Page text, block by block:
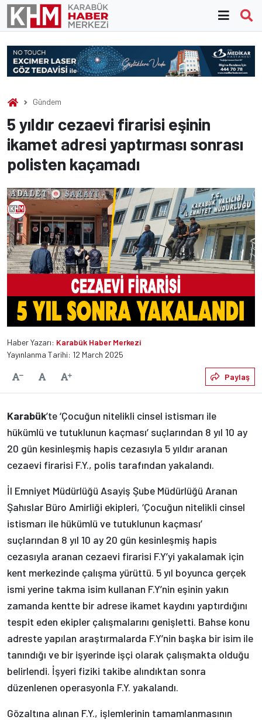
Skip
content
Gündem
5 yıldır cezaevi firarisi eşinin
ikamet adresi yaptırması sonrası
polisten kaçamadı
Haber Yazarı: Karabük Haber Merkezi
Yayınlanma Tarihi: 12 March 2025
Yazıyı KüçültVarsayılanYazıyı Büyüt Paylaş
Karabük’te ‘Çocuğun nitelikli cinsel istismarı ile
hükümlü ve tutuklunun kaçması’ suçlarından 8 yıl 10 ay
20 gün kesinleşmiş hapis cezasıyla 5 yıldır aranan
cezaevi firarisi F.Y., polis tarafından yakalandı.
İl Emniyet Müdürlüğü Asayiş Şube Müdürlüğü Aranan
Şahıslar Büro Amirliği ekipleri, ‘Çocuğun nitelikli cinsel
istismarı ile hükümlü ve tutuklunun kaçması’
suçlarından 8 yıl 10 ay 20 gün kesinleşmiş hapis
cezasıyla aranan cezaevi firarisi F.Y’yi yakalamak için
kent merkezinde çalışma yürüttü. 5 yıl boyunca gerçek
ismi yerine takma isim kullanan F.Y’nin eşinin yakın
zamanda kentte bir adrese ikamet kaydını yaptırdığını
tespit eden ekipler çalışmalarını genişletti. Bahse konu
adreste yapılan araştırmalarda F.Y’nin başka bir isim ile
tanındığı ve bir işyerinde işçi olarak çalışmakta olduğu
belirlendi. İşyeri fiziki takibe alındıktan sonra
düzenlenen operasyonla F.Y. yakalandı.
Gözaltına alınan F.Y., işlemlerinin tamamlanmasının